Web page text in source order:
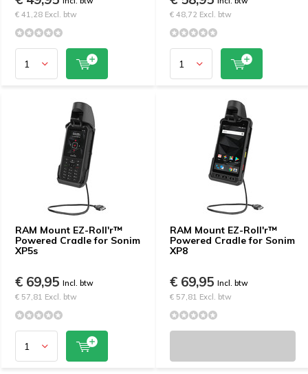
€ 41,28 Excl. btw
€ 48,72 Excl. btw
RAM Mount EZ-Roll'r™
Powered Cradle for Sonim
XP5s
€ 69,95 Incl. btw
€ 57,81 Excl. btw
RAM Mount EZ-Roll'r™
Powered Cradle for Sonim
XP8
€ 69,95 Incl. btw
€ 57,81 Excl. btw